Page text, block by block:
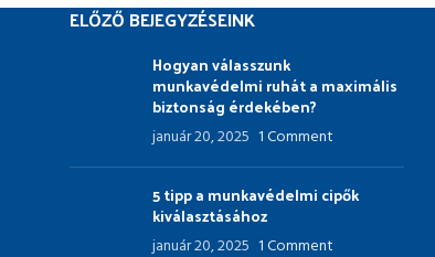
ELŐZŐ BEJEGYZÉSEINK
Hogyan válasszunk
munkavédelmi ruhát a maximális
biztonság érdekében?
január 20, 2025 1 Comment
5 tipp a munkavédelmi cipők
kiválasztásához
január 20, 2025 1 Comment